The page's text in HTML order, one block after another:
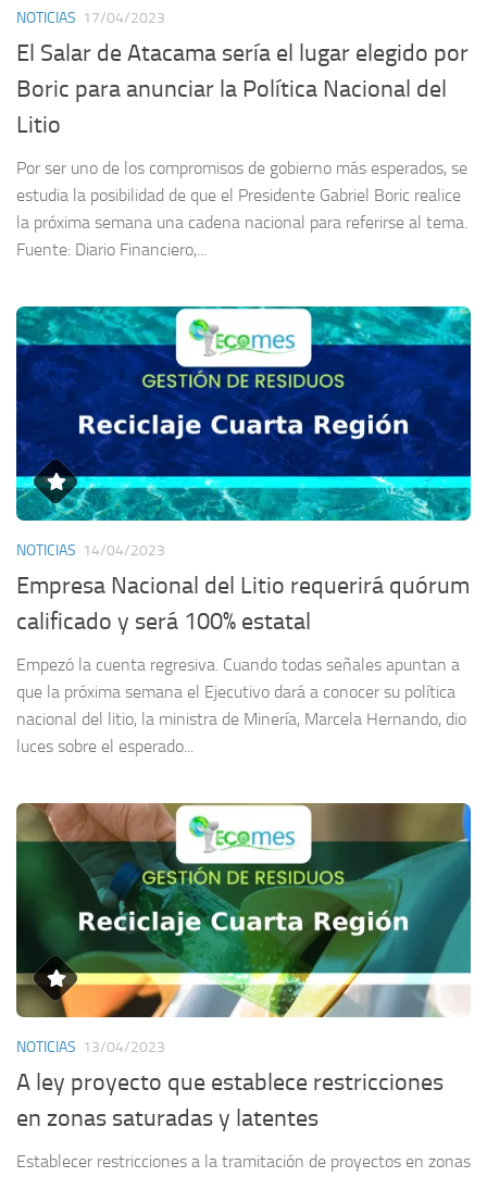
NOTICIAS 17/04/2023
El Salar de Atacama sería el lugar elegido por
Boric para anunciar la Política Nacional del
Litio
Por ser uno de los compromisos de gobierno más esperados, se
estudia la posibilidad de que el Presidente Gabriel Boric realice
la próxima semana una cadena nacional para referirse al tema.
Fuente: Diario Financiero,...
NOTICIAS 14/04/2023
Empresa Nacional del Litio requerirá quórum
calificado y será 100% estatal
Empezó la cuenta regresiva. Cuando todas señales apuntan a
que la próxima semana el Ejecutivo dará a conocer su política
nacional del litio, la ministra de Minería, Marcela Hernando, dio
luces sobre el esperado...
NOTICIAS 13/04/2023
A ley proyecto que establece restricciones
en zonas saturadas y latentes
Establecer restricciones a la tramitación de proyectos en zonas